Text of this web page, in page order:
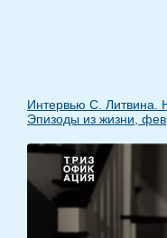
Интервью С. Литвина.
Эпизоды из жизни,